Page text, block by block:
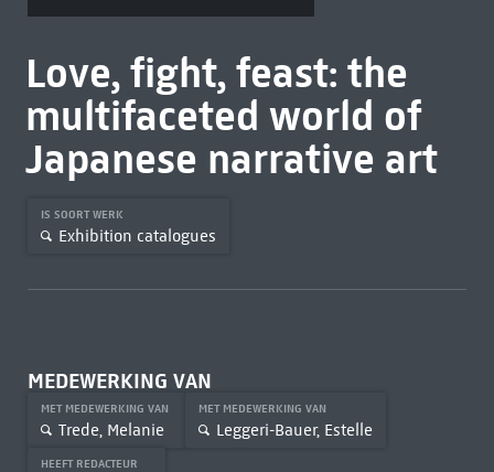
Love, fight, feast: the
multifaceted world of
Japanese narrative art
IS SOORT WERK
Exhibition catalogues
MEDEWERKING VAN
MET MEDEWERKING VAN
Trede, Melanie
MET MEDEWERKING VAN
Leggeri-Bauer, Estelle
HEEFT REDACTEUR